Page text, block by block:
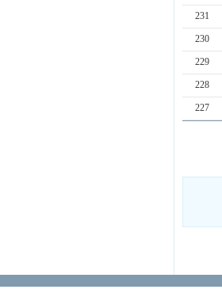
231
230
229
228
227